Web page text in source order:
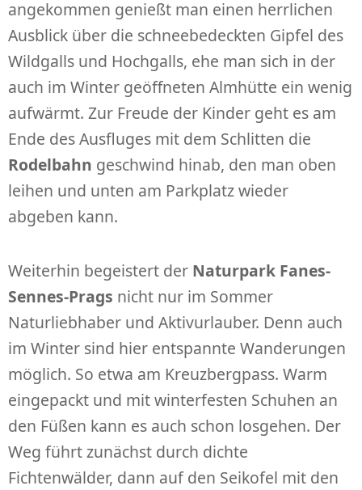
angekommen genießt man einen herrlichen
Ausblick über die schneebedeckten Gipfel des
Wildgalls und Hochgalls, ehe man sich in der
auch im Winter geöffneten Almhütte ein wenig
aufwärmt. Zur Freude der Kinder geht es am
Ende des Ausfluges mit dem Schlitten die
Rodelbahn geschwind hinab, den man oben
leihen und unten am Parkplatz wieder
abgeben kann.
Weiterhin begeistert der Naturpark Fanes-
Sennes-Prags nicht nur im Sommer
Naturliebhaber und Aktivurlauber. Denn auch
im Winter sind hier entspannte Wanderungen
möglich. So etwa am Kreuzbergpass. Warm
eingepackt und mit winterfesten Schuhen an
den Füßen kann es auch schon losgehen. Der
Weg führt zunächst durch dichte
Fichtenwälder, dann auf den Seikofel mit den